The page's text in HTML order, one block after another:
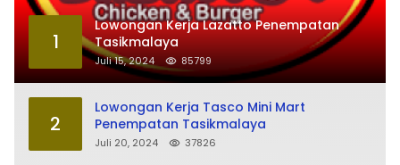
1
Lowongan Kerja Lazatto Penempatan
Tasikmalaya
Juli 15, 2024 85799
2
Lowongan Kerja Tasco Mini Mart
Penempatan Tasikmalaya
Juli 20, 2024 37826